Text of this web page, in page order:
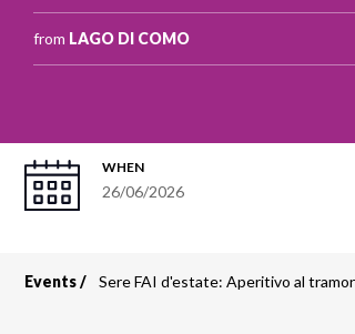
from LAGO DI COMO
WHEN
26/06/2026
Breadcrumb
Events Sere FAI d'estate: Aperitivo al